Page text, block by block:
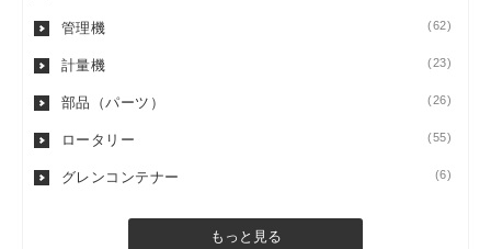
管理機 (62)
計量機 (23)
部品（パーツ） (26)
ロータリー (55)
グレンコンテナー (6)
もっと見る